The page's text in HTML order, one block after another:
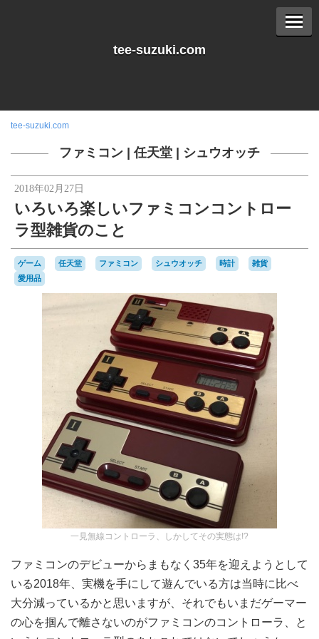
tee-suzuki.com
tee-suzuki.com
ファミコン 任天堂 シュウオッチ
2018年02月27日
いろいろ楽しいファミコンコントロー
ラ型雑貨のこと
ゲーム 任天堂 ファミコン シュウオッチ 時計
雑貨
愛用品
一見無線コントローラ、しかしてその実態は!?
ファミコンのデビューからまもなく35年を迎えようとして
いる2018年、実機を手にして遊んでいる方は当時に比べ
大分減っているかと思いますが、それでもいまだゲーマー
の心を掴んで離さないのがファミコンのコントローラ、と